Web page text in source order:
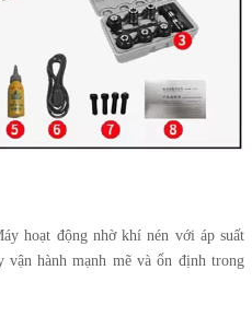
hoạt động nhờ khí nén với áp suất
vận hành mạnh mẽ và ổn định trong